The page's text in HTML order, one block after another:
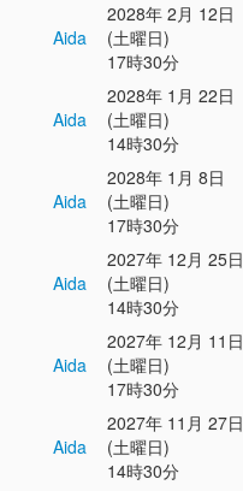
Aida
2028年 2月 12日
(土曜日)
17時30分
Aida
2028年 1月 22日
(土曜日)
14時30分
Aida
2028年 1月 8日
(土曜日)
17時30分
Aida
2027年 12月 25日
(土曜日)
14時30分
Aida
2027年 12月 11日
(土曜日)
17時30分
Aida
2027年 11月 27日
(土曜日)
14時30分